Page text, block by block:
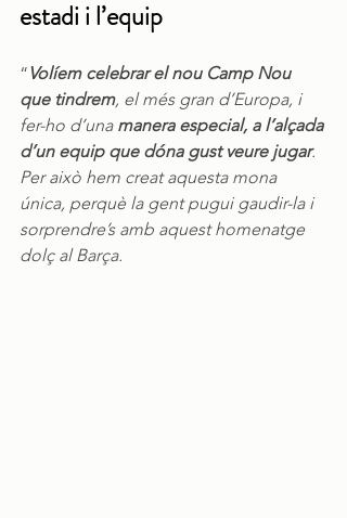
estadi i l’equip
“Volíem celebrar el nou Camp Nou
que tindrem, el més gran d’Europa, i
fer-ho d’una manera especial, a l’alçada
d’un equip que dóna gust veure jugar.
Per això hem creat aquesta mona
única, perquè la gent pugui gaudir-la i
sorprendre’s amb aquest homenatge
dolç al Barça.